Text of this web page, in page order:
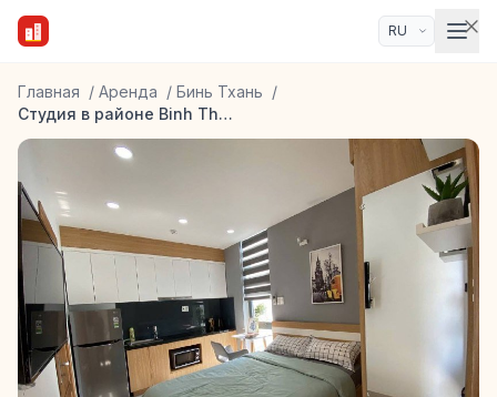
Главная / Аренда / Бинь Тхань /
Студия в районе Binh Thanh